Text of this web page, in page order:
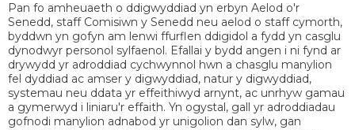
Pan fo amheuaeth o ddigwyddiad yn erbyn Aelod o'r
Senedd, staff Comisiwn y Senedd neu aelod o staff cymorth,
byddwn yn gofyn am lenwi ffurflen ddigidol a fydd yn casglu
dynodwyr personol sylfaenol. Efallai y bydd angen i ni fynd ar
drywydd yr adroddiad cychwynnol hwn a chasglu manylion
fel dyddiad ac amser y digwyddiad, natur y digwyddiad,
systemau neu ddata yr effeithiwyd arnynt, ac unrhyw gamau
a gymerwyd i liniaru'r effaith. Yn ogystal, gall yr adroddiadau
gofnodi manylion adnabod yr unigolion dan sylw, gan